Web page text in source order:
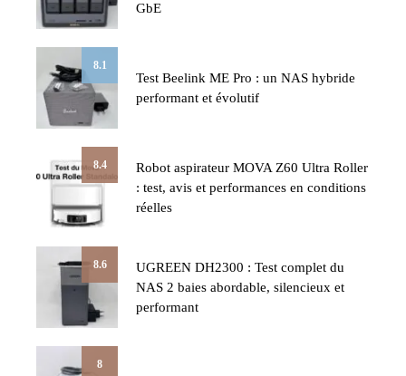
GbE
8.1
Test Beelink ME Pro : un NAS hybride
performant et évolutif
8.4
Robot aspirateur MOVA Z60 Ultra Roller
: test, avis et performances en conditions
réelles
8.6
UGREEN DH2300 : Test complet du
NAS 2 baies abordable, silencieux et
performant
8